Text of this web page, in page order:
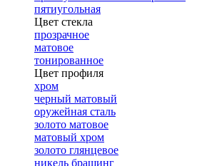
пятиугольная
Цвет стекла
прозрачное
матовое
тонированное
Цвет профиля
хром
черный матовый
оружейная сталь
золото матовое
матовый хром
золото глянцевое
никель брашинг